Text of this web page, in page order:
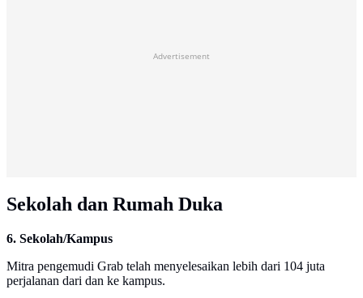
Advertisement
Sekolah dan Rumah Duka
6. Sekolah/Kampus
Mitra pengemudi Grab telah menyelesaikan lebih dari 104 juta
perjalanan dari dan ke kampus.